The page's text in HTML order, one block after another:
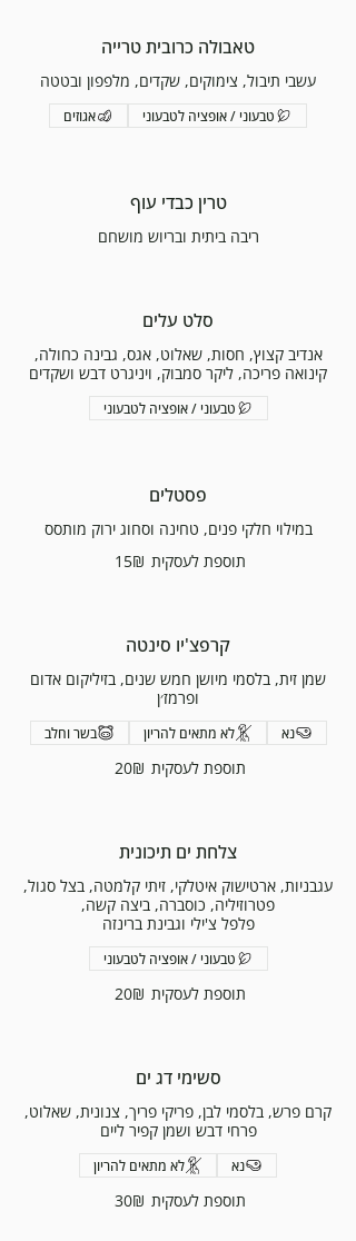
טאבולה כרובית טרייה
עשבי תיבול, צימוקים, שקדים, מלפפון ובטטה
טבעוני / אופציה לטבעוני אגוזים
טרין כבדי עוף
ריבה ביתית ובריוש מושחם
סלט עלים
אנדיב קצוץ, חסות, שאלוט, אגס, גבינה כחולה,
קינואה פריכה, ליקר סמבוק, ויניגרט דבש ושקדים
טבעוני / אופציה לטבעוני
פסטלים
במילוי חלקי פנים, טחינה וסחוג ירוק מותסס
תוספת לעסקית ‏15 ‏₪
קרפצ'יו סינטה
שמן זית, בלסמי מיושן חמש שנים, בזיליקום אדום
ופרמז׳ן
תוספת לעסקית ‏20 ‏₪
נא לא מתאים להריון בשר וחלב
צלחת ים תיכונית
עגבניות, ארטישוק איטלקי, זיתי קלמטה, בצל סגול,
פלפל צ'ילי וגבינת ברינזה
תוספת לעסקית ‏20 ‏₪
טבעוני / אופציה לטבעוני
סשימי דג ים
קרם פרש, בלסמי לבן, פריקי פריך, צנונית, שאלוט,
פרחי דבש ושמן קפיר ליים
תוספת לעסקית ‏30 ‏₪
נא לא מתאים להריון